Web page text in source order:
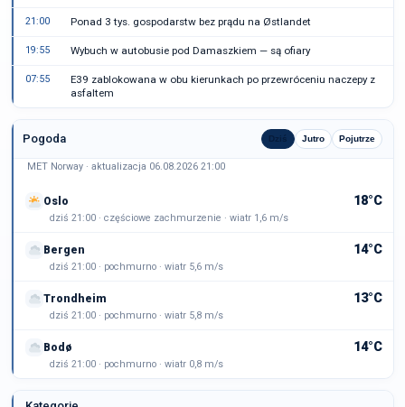
21:00 Ponad 3 tys. gospodarstw bez prądu na Østlandet
19:55 Wybuch w autobusie pod Damaszkiem — są ofiary
07:55
E39 zablokowana w obu kierunkach po przewróceniu naczepy z
asfaltem
Pogoda Dziś Jutro Pojutrze
MET Norway · aktualizacja 06.08.2026 21:00
Oslo 18°C
dziś 21:00 · częściowe zachmurzenie · wiatr 1,6 m/s
Bergen 14°C
dziś 21:00 · pochmurno · wiatr 5,6 m/s
Trondheim 13°C
dziś 21:00 · pochmurno · wiatr 5,8 m/s
Bodø 14°C
dziś 21:00 · pochmurno · wiatr 0,8 m/s